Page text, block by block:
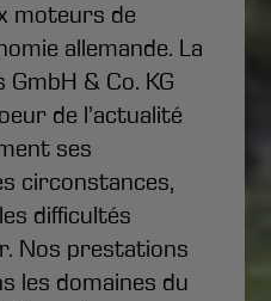
moteurs de
allemande. La
& Co. KG
de l’actualité
ses
circonstances,
difficultés
Nos prestations
les domaines du